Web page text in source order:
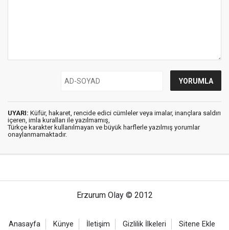
UYARI: Küfür, hakaret, rencide edici cümleler veya imalar, inançlara saldırı
içeren, imla kuralları ile yazılmamış,
Türkçe karakter kullanılmayan ve büyük harflerle yazılmış yorumlar
onaylanmamaktadır.
Erzurum Olay © 2012
Anasayfa Künye İletişim Gizlilik İlkeleri Sitene Ekle